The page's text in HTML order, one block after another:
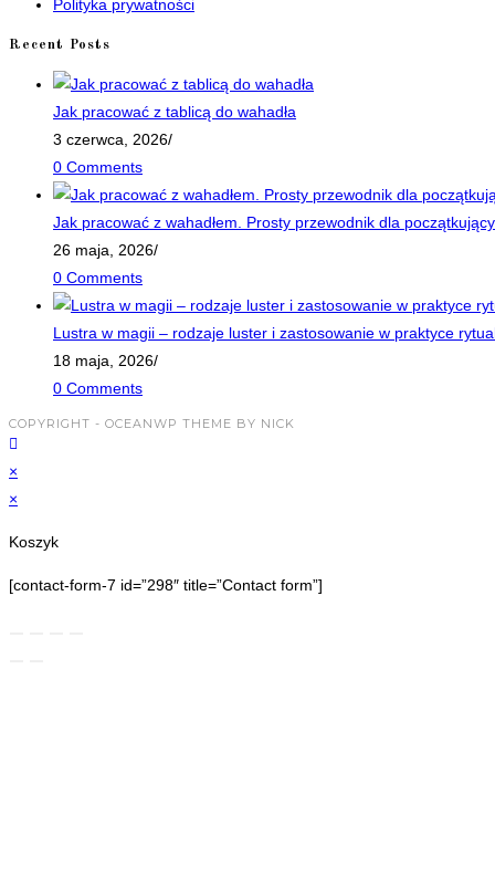
tab
Polityka prywatności
Recent Posts
Jak pracować z tablicą do wahadła
3 czerwca, 2026/
0 Comments
Jak pracować z wahadłem. Prosty przewodnik dla
26 maja, 2026/
0 Comments
Lustra w magii – rodzaje luster i zastosowanie w praktyce
18 maja, 2026/
0 Comments
COPYRIGHT - OCEANWP THEME BY NICK
×
×
Koszyk
[contact-form-7 id=”298″ title=”Contact form”]